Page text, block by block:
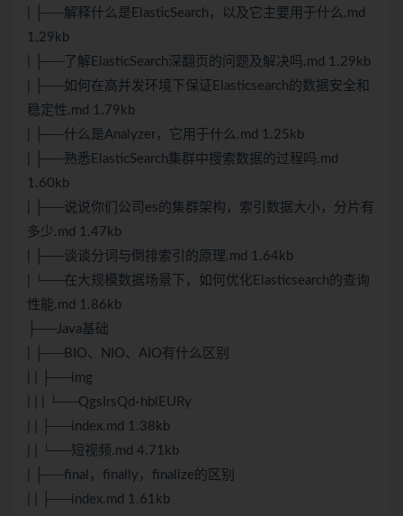
| ├──解释什么是ElasticSearch，以及它主要用于什么.md
1.29kb
| ├──了解ElasticSearch深翻页的问题及解决吗.md 1.29kb
| ├──如何在高并发环境下保证Elasticsearch的数据安全和
稳定性.md 1.79kb
| ├──什么是Analyzer，它用于什么.md 1.25kb
| ├──熟悉ElasticSearch集群中搜索数据的过程吗.md
1.60kb
| ├──说说你们公司es的集群架构，索引数据大小，分片有
多少.md 1.47kb
| ├──谈谈分词与倒排索引的原理.md 1.64kb
| └──在大规模数据场景下，如何优化Elasticsearch的查询
性能.md 1.86kb
├──Java基础
| ├──BIO、NIO、AIO有什么区别
| | ├──img
| | | └──QgsIrsQd-hblEURy
| | ├──index.md 1.38kb
| | └──短视频.md 4.71kb
| ├──final，finally，finalize的区别
| | ├──index.md 1.61kb